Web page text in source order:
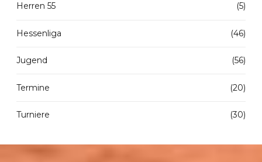
Herren 55 (5)
Hessenliga (46)
Jugend (56)
Termine (20)
Turniere (30)